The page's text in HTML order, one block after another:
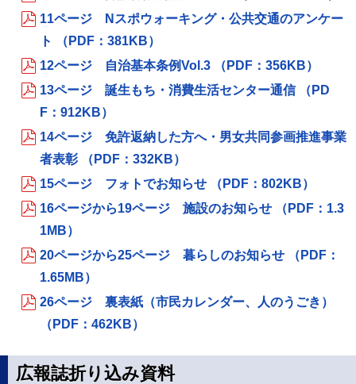
11ページ Nスポウォーキング・公共交通のアンケー
ト （PDF：381KB）
12ページ 自治基本条例Vol.3 （PDF：356KB）
13ページ 誕生もち・消費生活センター通信 （PD
F：912KB）
14ページ 免許返納した方へ・男女共同参画推進事業
者表彰 （PDF：332KB）
15ページ フォトでお知らせ （PDF：802KB）
16ページから19ページ 施設のお知らせ （PDF：1.3
1MB）
20ページから25ページ 暮らしのお知らせ （PDF：
1.65MB）
26ページ 裏表紙（市民カレンダー、人のうごき）
（PDF：462KB）
広報誌折り込み資料